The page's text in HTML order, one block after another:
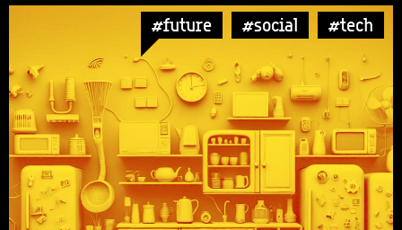
#future #social #tech